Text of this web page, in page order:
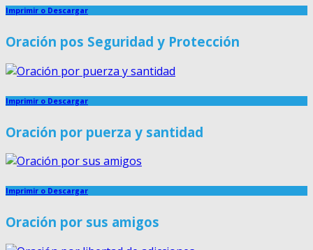
Imprimir o Descargar
Oración pos Seguridad y Protección
Imprimir o Descargar
Oración por puerza y santidad
Imprimir o Descargar
Oración por sus amigos